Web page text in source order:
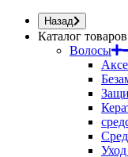
Назад
Каталог товаров
Волосы